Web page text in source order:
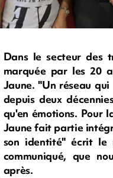
Dans le secteur des
marquée par les 20
Jaune. "Un réseau
depuis deux
qu'en émotions. Pour
Jaune fait partie
son identité" écrit le
communiqué, que
après.